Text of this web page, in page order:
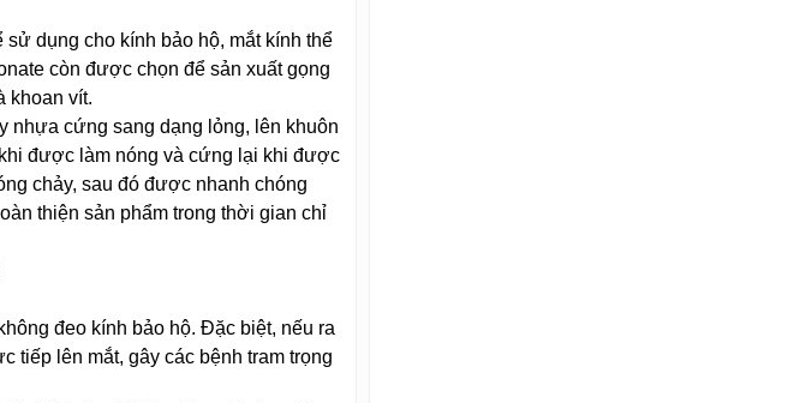
dụng cho kính bảo hộ, mắt kính thể
còn được chọn để sản xuất gọng
khoan vít.
nhựa cứng sang dạng lỏng, lên khuôn
được làm nóng và cứng lại khi được
chảy, sau đó được nhanh chóng
thiện sản phẩm trong thời gian chỉ
đeo kính bảo hộ. Đặc biệt, nếu ra
tiếp lên mắt, gây các bệnh tram trọng